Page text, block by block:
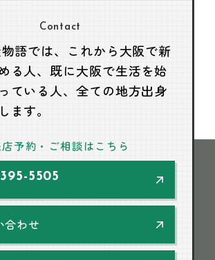
Contact
語では、これから大阪で新
る人、既に大阪で生活を始
ている人、全ての地方出身
ます。
予約・ご相談はこちら
5505
合わせ